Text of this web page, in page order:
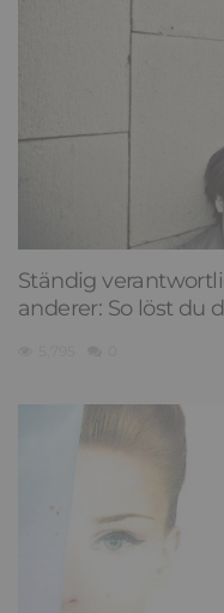
Ständig
anderer: So löst du